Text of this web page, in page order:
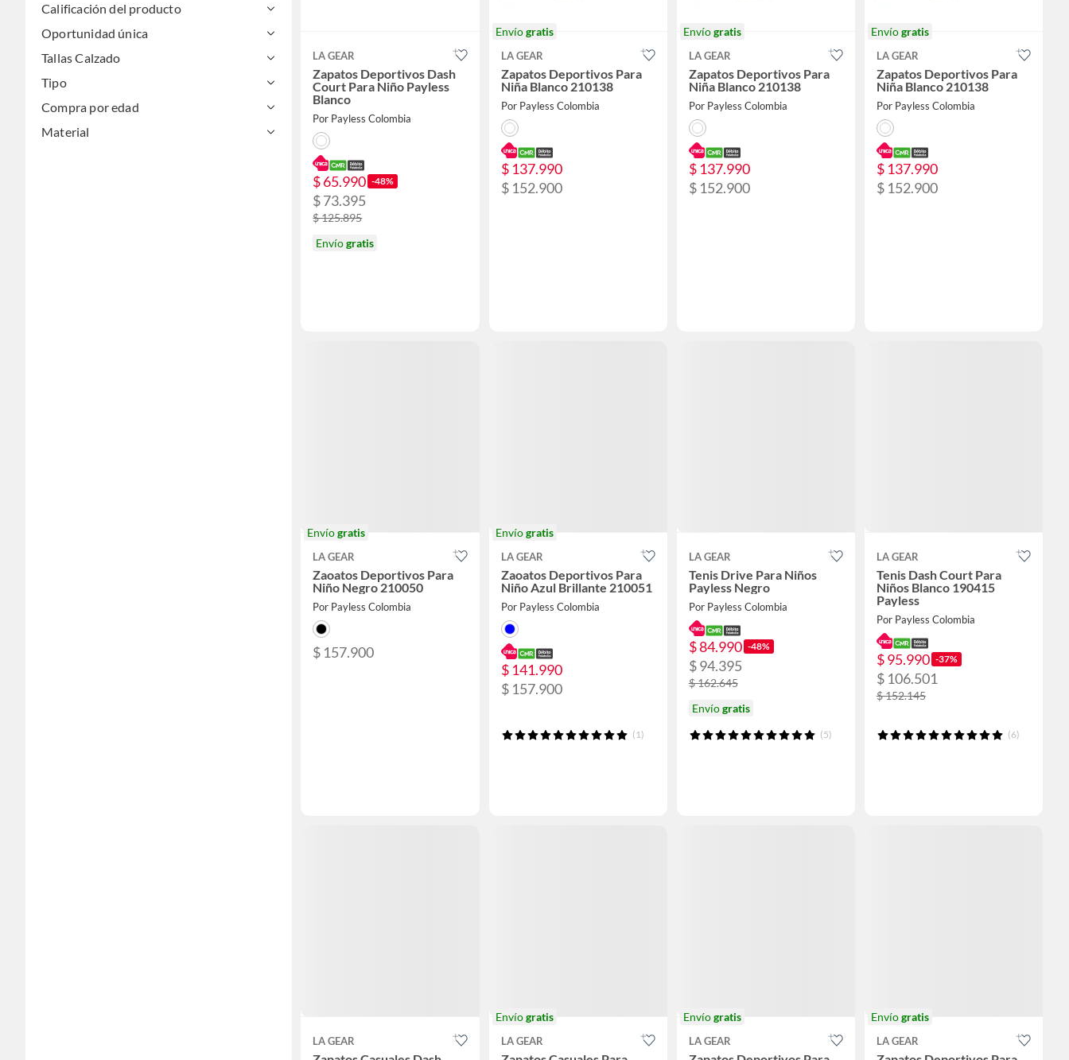
Calificación del producto
Oportunidad única
Tallas Calzado
Tipo
Compra por edad
Material
LA GEAR
Zapatos Deportivos Dash
Court Para Niño Payless
Blanco
Por Payless Colombia
$ 65.990 -48%
$ 73.395
$ 125.895
Envíogratis
Envíogratis
LA GEAR
Zapatos Deportivos Para
Niña Blanco 210138
Por Payless Colombia
$ 137.990
$ 152.900
Envíogratis
LA GEAR
Zapatos Deportivos Para
Niña Blanco 210138
Por Payless Colombia
$ 137.990
$ 152.900
Envíogratis
LA GEAR
Zapatos Deportivos Para
Niña Blanco 210138
Por Payless Colombia
$ 137.990
$ 152.900
Envíogratis
LA GEAR
Zaoatos Deportivos Para
Niño Negro 210050
Por Payless Colombia
$ 157.900
Envíogratis
LA GEAR
Zaoatos Deportivos Para
Niño Azul Brillante 210051
Por Payless Colombia
$ 141.990
$ 157.900
(1)
LA GEAR
Tenis Drive Para Niños
Payless Negro
Por Payless Colombia
$ 84.990 -48%
$ 94.395
$ 162.645
Envíogratis
(5)
LA GEAR
Tenis Dash Court Para
Niños Blanco 190415
Payless
Por Payless Colombia
$ 95.990 -37%
$ 106.501
$ 152.145
(6)
LA GEAR
Envíogratis
LA GEAR
Envíogratis
LA GEAR
Envíogratis
LA GEAR